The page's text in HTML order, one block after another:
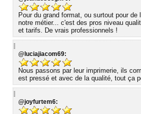
Pour du grand format, ou surtout pour de
notre métier... c'est des pros niveau
et tarifs. De vrais professionnels !
@luciajiacom69:
Nous passons par leur imprimerie, ils
est pressé et avec de la qualité, tout ça
@joyfurtem6: